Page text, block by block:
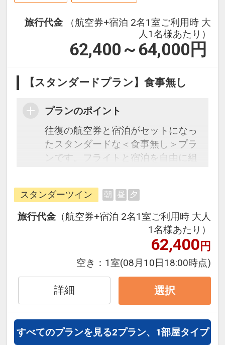
旅行代金
（航空券+宿泊 2名1室ご利用時 大
人1名様あたり）
62,400～64,000 円
【スタンダードプラン】食事無し
プランのポイント
往復の航空券と宿泊がセットになっ
たスタンダードな＜食事無し＞プラ
ンです。フライトと宿泊を自由に組
ージだから、一都市滞在はもちろん
周遊旅行にも最適！
旅行期間中の1泊だけの宿泊や延
泊・飛び泊なども自由自在です。
フライトは、安心のJAL（または
JALグループ）確約！フライトマイ
ル50%貯まります。
オプションでレンタカーや現地交
通・体験プランなどの追加（同時予
約）が可能なプランもございます。
スタンダーツイン 朝 昼 夕
旅行代金 （航空券+宿泊 2名1室ご利用時 大人
1名様あたり）
62,400円
空き： 1室(08月10日18:00時点)
詳細 選択
すべてのプランを見る2プラン、1部屋タイプ